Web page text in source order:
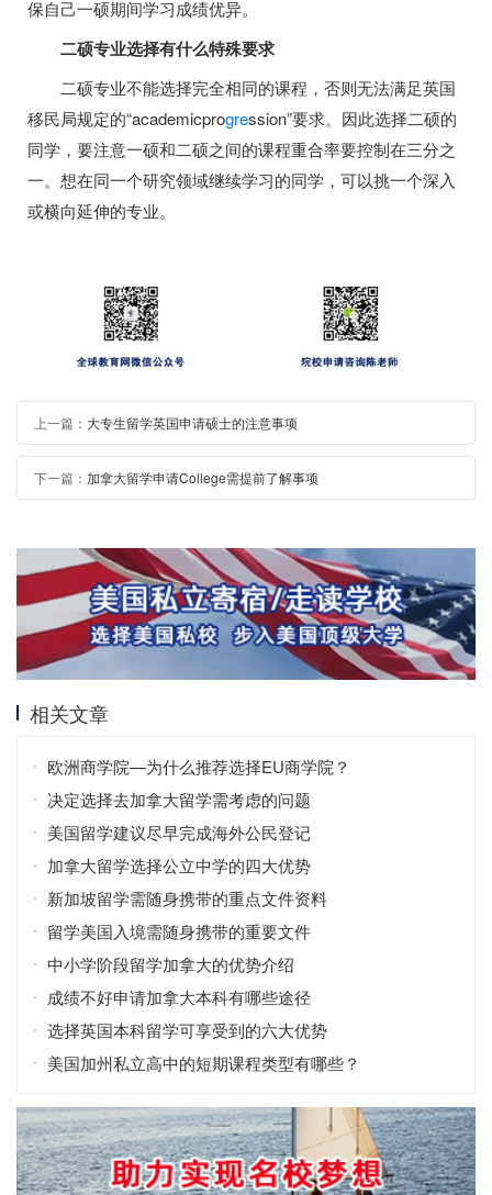
保自己一硕期间学习成绩优异。
二硕专业选择有什么特殊要求
二硕专业不能选择完全相同的课程，否则无法满足英国
移民局规定的“academicprogression”要求。因此选择二硕的
同学，要注意一硕和二硕之间的课程重合率要控制在三分之
一。想在同一个研究领域继续学习的同学，可以挑一个深入
或横向延伸的专业。
上一篇： 大专生留学英国申请硕士的注意事项
下一篇： 加拿大留学申请College需提前了解事项
相关文章
欧洲商学院—为什么推荐选择EU商学院？
决定选择去加拿大留学需考虑的问题
美国留学建议尽早完成海外公民登记
加拿大留学选择公立中学的四大优势
新加坡留学需随身携带的重点文件资料
留学美国入境需随身携带的重要文件
中小学阶段留学加拿大的优势介绍
成绩不好申请加拿大本科有哪些途径
选择英国本科留学可享受到的六大优势
美国加州私立高中的短期课程类型有哪些？